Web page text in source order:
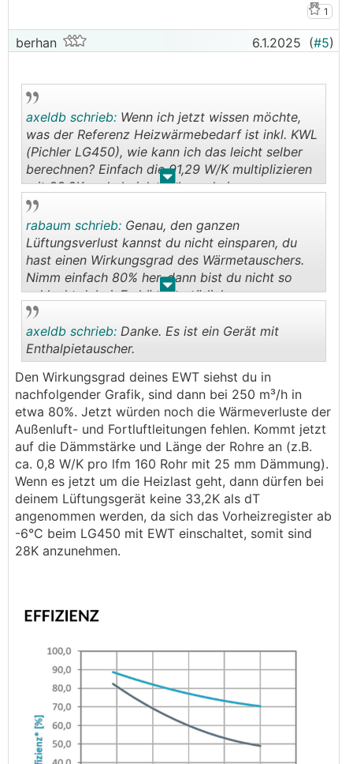
1
berhan 6.1.2025 (#5)
. .
axeldb schrieb: Wenn ich jetzt wissen möchte,
was der Referenz Heizwärmebedarf ist inkl. KWL
(Pichler LG450), wie kann ich das leicht selber
berechnen? Einfach die 91,29 W/K multiplizieren
mit 33,2K und abziehen? Irgend einen
Effizienzverlust von der
berücksichtigen...
. .
rabaum schrieb: Genau, den ganzen
Lüftungsverlust kannst du nicht einsparen, du
hast einen Wirkungsgrad des Wärmetauschers.
Nimm einfach 80% her, dann bist du nicht so
schlecht dabei. Es hängt natürlich vom genauen
Gerät (Rotation/Kreuz-WT) oder Enthalpie ja/nein
ab.
..
axeldb schrieb: Danke. Es ist ein Gerät mit
Enthalpietauscher.
Den Wirkungsgrad deines EWT siehst du in
nachfolgender Grafik, sind dann bei 250 m³/h in
etwa 80%. Jetzt würden noch die Wärmeverluste der
Außenluft- und Fortluftleitungen fehlen. Kommt jetzt
auf die Dämmstärke und Länge der Rohre an (z.B.
ca. 0,8 W/K pro lfm 160 Rohr mit 25 mm Dämmung).
Wenn es jetzt um die Heizlast geht, dann dürfen bei
deinem Lüftungsgerät keine 33,2K als dT
angenommen werden, da sich das Vorheizregister ab
-6°C beim LG450 mit EWT einschaltet, somit sind
28K anzunehmen.